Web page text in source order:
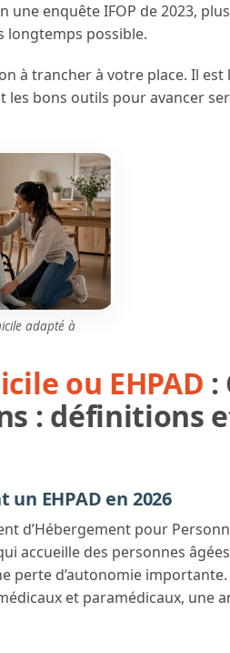
une enquête IFOP de 2023,
longtemps possible.
à trancher à votre place. Il
les bons outils pour avancer
adapté à
ou EHPAD :
: définitions
un EHPAD en 2026
d’Hébergement pour
accueille des personnes
perte d’autonomie
et paramédicaux, une